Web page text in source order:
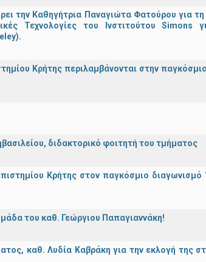
την Καθηγήτρια Παναγιώτα Φατούρου για
Τεχνολογίες του Ινστιτούτου Simons
Κρήτης περιλαμβάνονται στην
διδακτορικό φοιτητή του τμήματος
Κρήτης στον παγκόσμιο διαγωνισμό
του καθ. Γεώργιου Παπαγιαννάκη!
καθ. Λυδία Καβράκη για την εκλογή της